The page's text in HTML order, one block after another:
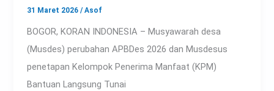
31 Maret 2026/Asof
BOGOR, KORAN INDONESIA – Musyawarah desa
(Musdes) perubahan APBDes 2026 dan Musdesus
penetapan Kelompok Penerima Manfaat (KPM)
Bantuan Langsung Tunai